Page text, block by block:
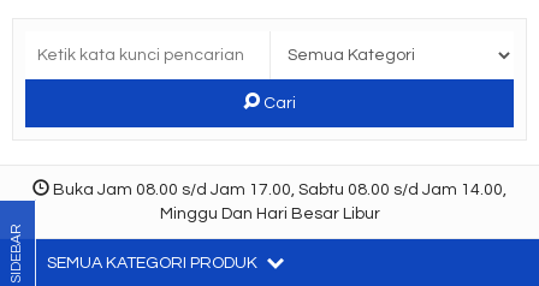
Cari
Buka Jam 08.00 s/d Jam 17.00, Sabtu 08.00 s/d Jam 14.00,
Minggu Dan Hari Besar Libur
SEMUA KATEGORI PRODUK
SIDEBAR